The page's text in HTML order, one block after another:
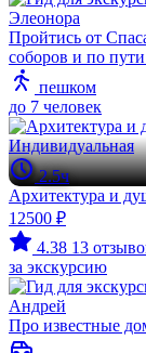
Элеонора
Пройтись от
соборов и по
пешком
до 7 человек
Индивидуальная
2.5ч
Архитектура и
12500 ₽
4.38 13
за экскурсию
Андрей
Про известные